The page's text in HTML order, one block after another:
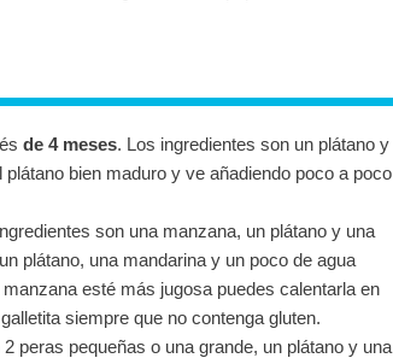
de 4 meses. Los ingredientes son un plátano y
bien maduro y ve añadiendo poco a poco
son una manzana, un plátano y una
plátano, una mandarina y un poco de agua
esté más jugosa puedes calentarla en
siempre que no contenga gluten.
peras pequeñas o una grande, un plátano y una